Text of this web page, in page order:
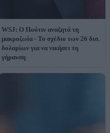
WSJ: Ο Πούτιν αναζητά τη
μακροζωία - Το σχέδιο των 26 δισ.
δολαρίων για να νικήσει τη
γήρανση